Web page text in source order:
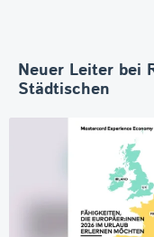
Neuer Leiter bei
Städtischen